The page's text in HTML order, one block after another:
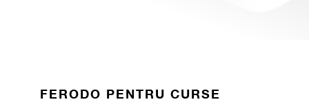
FERODO PENTRU CURSE